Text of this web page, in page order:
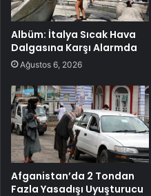
Albüm: İtalya Sıcak Hava
Dalgasına Karşı Alarmda
Ağustos 6, 2026
Afganistan’da 2 Tondan
Fazla Yasadışı Uyuşturucu